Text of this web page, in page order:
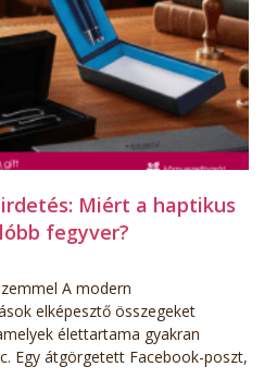
Miért a haptikus
fegyver?
A modern
elképesztő összegeket
élettartama gyakran
Egy átgörgetett Facebook-poszt,